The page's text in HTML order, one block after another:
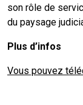
son rôle de
du paysage
Plus d’infos
Vous pouvez